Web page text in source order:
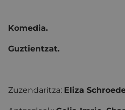
Komedia.
Guztientzat.
Zuzendaritza: Eliza